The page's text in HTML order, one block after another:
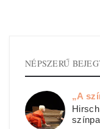
NÉPSZERŰ
„A